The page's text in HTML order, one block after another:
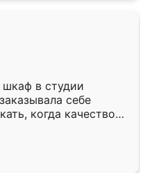
шкаф в студии
себе
когда качеством
кухня уже почти